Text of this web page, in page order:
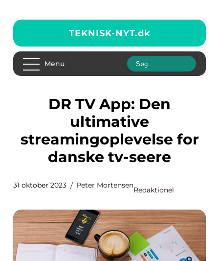
TEKNISK-NYT.dk
Menu
DR TV App: Den
ultimative
streamingoplevelse for
danske tv-seere
31 oktober 2023 Peter Mortensen
Redaktionel